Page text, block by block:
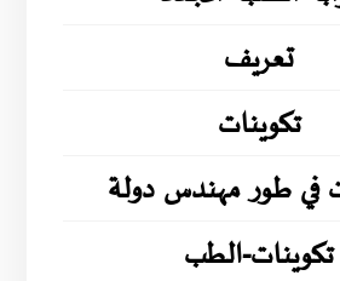
تعريف
تكوينات
في طور مهندس دولة
تكوينات-الطب